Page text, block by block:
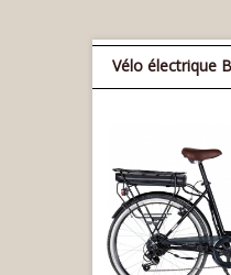
Vélo électrique